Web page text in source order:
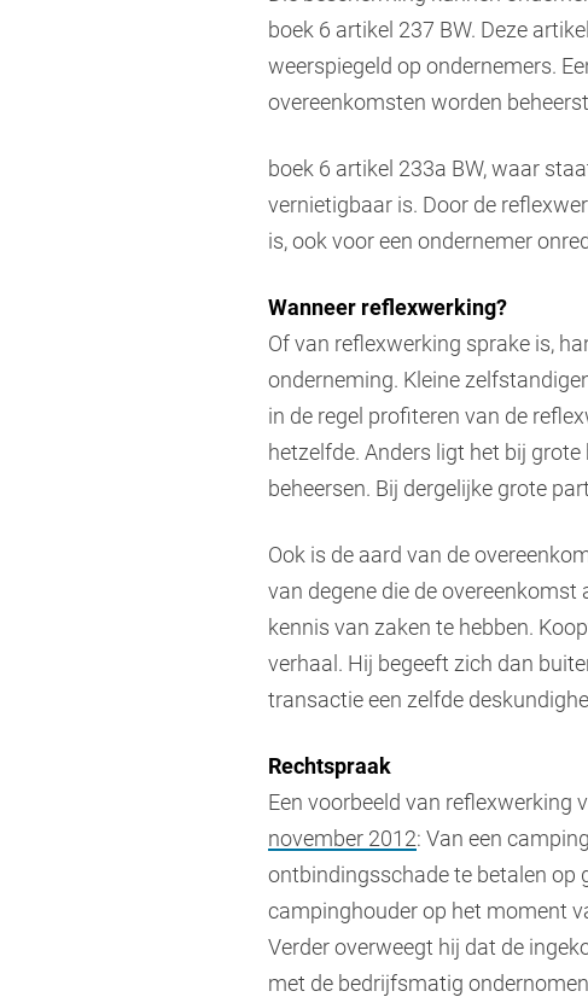
boek 6 artikel 237 BW. Deze
weerspiegeld op ondernemers.
overeenkomsten worden
boek 6 artikel 233a BW, waar
vernietigbaar is. Door de
is, ook voor een ondernemer
Wanneer reflexwerking?
Of van reflexwerking sprake is,
onderneming. Kleine
in de regel profiteren van de
hetzelfde. Anders ligt het bij
beheersen. Bij dergelijke grote
Ook is de aard van de
van degene die de overeenkomst
kennis van zaken te hebben.
verhaal. Hij begeeft zich dan
transactie een zelfde
Rechtspraak
Een voorbeeld van reflexwerking
november 2012: Van een
ontbindingsschade te betalen op
campinghouder op het moment
Verder overweegt hij dat de
met de bedrijfsmatig